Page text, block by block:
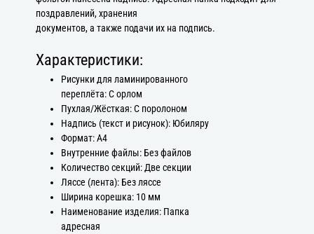
поздравлений, хранения
документов, а также подачи их на подпись.
Характеристики:
Рисунки для ламинированного
переплёта: С орлом
Пухлая/Жёсткая: С поролоном
Надпись (текст и рисунок): Юбиляру
Формат: А4
Внутренние файлы: Без файлов
Количество секций: Две секции
Ляссе (лента): Без ляссе
Ширина корешка: 10 мм
Наименование изделия: Папка
адресная